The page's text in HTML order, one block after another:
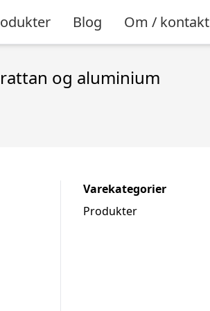
Blog Om / kontakt
rattan og aluminium
Varekategorier
Produkter